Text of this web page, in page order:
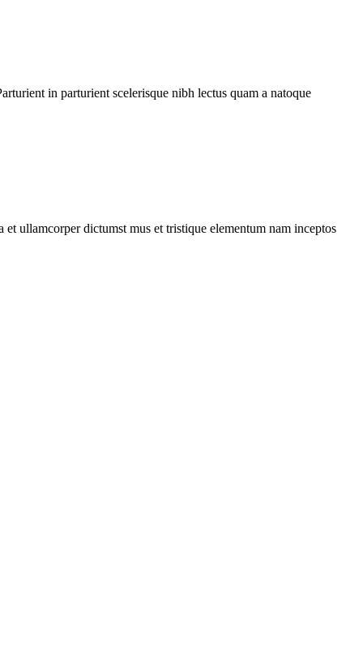
in parturient scelerisque nibh lectus quam a natoque
ullamcorper dictumst mus et tristique elementum nam inceptos